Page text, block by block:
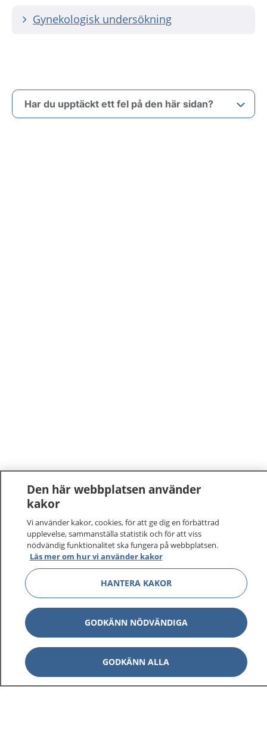
Gynekologisk undersökning
Har du upptäckt ett fel på den här sidan?
Den här webbplatsen använder
kakor
Vi använder kakor, cookies, för att ge dig en förbättrad
upplevelse, sammanställa statistik och för att viss
nödvändig funktionalitet ska fungera på webbplatsen.
Läs mer om hur vi använder kakor
HANTERA KAKOR
GODKÄNN NÖDVÄNDIGA
GODKÄNN ALLA